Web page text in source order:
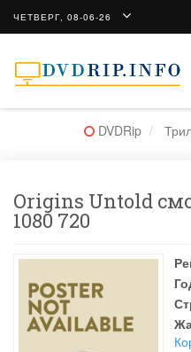
ЧЕТВЕРГ, 08-06-26
DVDRip
Origins Untold
1080 720